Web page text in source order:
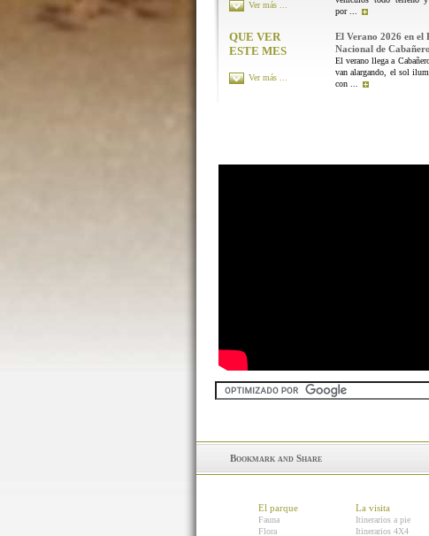
por ...
Ver más ...
QUE VER
ESTE MES
El Verano 2026 en el
Nacional de
El verano llega a
van alargando, el sol
con ...
Ver más ...
El parque
Fauna
Flora
La visita
Itinerarios a pie
Itinerarios 4X4